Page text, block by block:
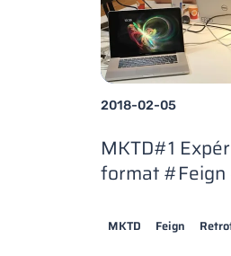
2018-02-05
MKTD#1
format
MKTD Feign